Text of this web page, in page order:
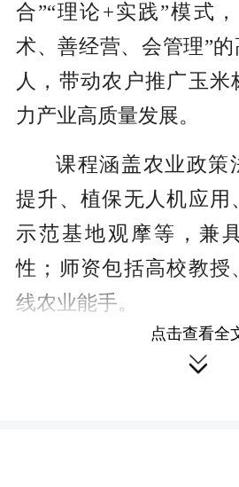
合”“理论+实践”模式
术、善经营、会管理”
人，带动农户推广玉米
力产业高质量发展。
课程涵盖农业政策
提升、植保无人机应用
示范基地观摩等，兼
性；师资包括高校教授
线农业能手。
此次培训将帮助学
点击查看全
